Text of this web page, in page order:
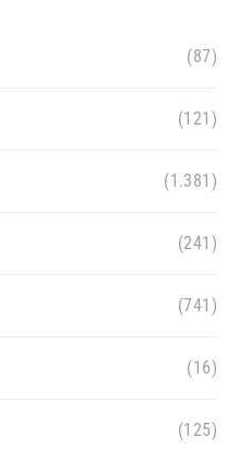
(87)
(121)
(1.381)
(241)
(741)
(16)
(125)